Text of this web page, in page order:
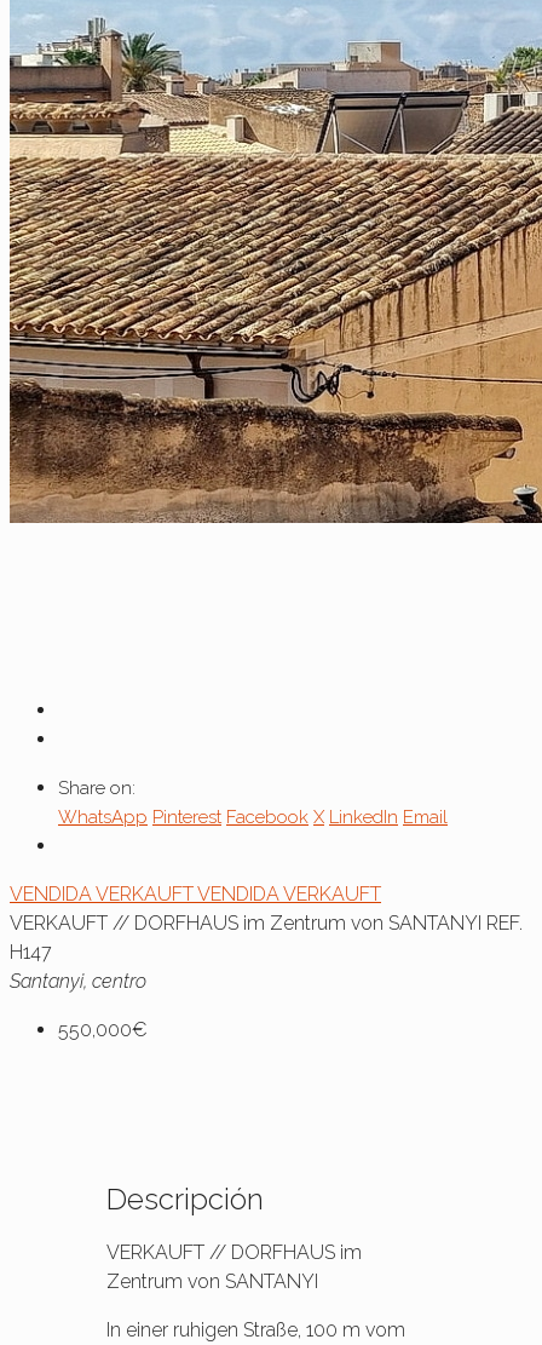
Share on:
WhatsApp Pinterest Facebook X LinkedIn Email
VENDIDAVERKAUFTVENDIDAVERKAUFT
VERKAUFT // DORFHAUS im Zentrum von SANTANYI REF.
H147
Santanyi, centro
550,000€
Descripción
VERKAUFT // DORFHAUS im
Zentrum von SANTANYI
In einer ruhigen Straße, 100 m vom